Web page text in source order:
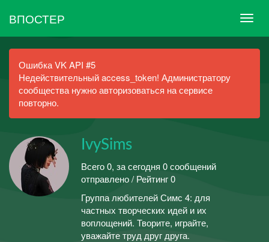
ВПОСТЕР
Ошибка VK API #5
Недействительный access_token! Администратору
сообщества нужно авторизоваться на сервисе
повторно.
IvySims
Всего 0, за сегодня 0 сообщений
отправлено / Рейтинг 0
Группа любителей Симс 4: для
частных творческих идей и их
воплощений. Творите, играйте,
уважайте труд друг друга.